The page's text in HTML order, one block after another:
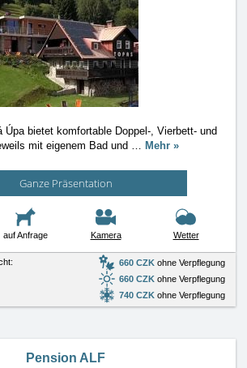
Úpa bietet komfortable Doppel-, Vierbett- und
mit eigenem Bad und … Mehr »
Ganze Präsentation
auf Anfrage Kamera Wetter
660 CZK ohne Verpflegung
660 CZK ohne Verpflegung
740 CZK ohne Verpflegung
Pension ALF